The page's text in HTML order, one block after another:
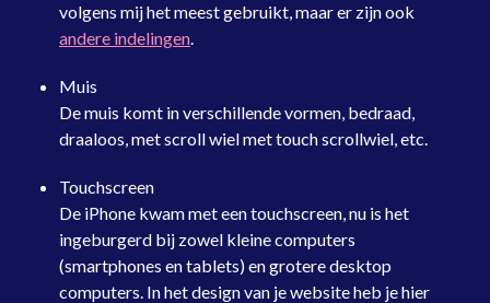
volgens mij het meest gebruikt, maar er zijn ook
andere indelingen.
Muis
De muis komt in verschillende vormen, bedraad,
draaloos, met scroll wiel met touch scrollwiel, etc.
Touchscreen
De iPhone kwam met een touchscreen, nu is het
ingeburgerd bij zowel kleine computers
(smartphones en tablets) en grotere desktop
computers. In het design van je website heb je hier